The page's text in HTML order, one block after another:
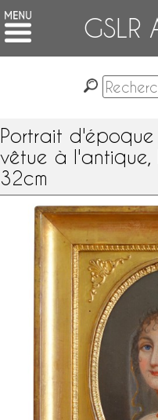
GSLR
Portrait d'époque
vêtue à l'antique,
32cm